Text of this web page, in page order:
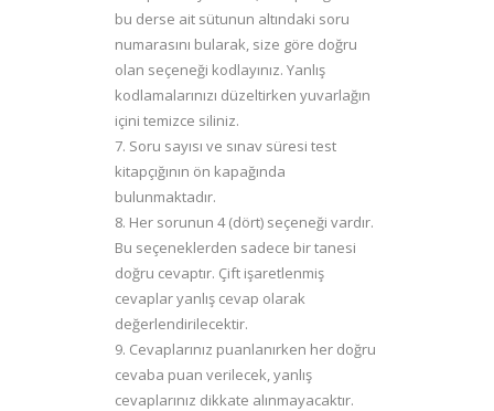
bu derse ait sütunun altındaki soru
numarasını bularak, size göre doğru
olan seçeneği kodlayınız. Yanlış
kodlamalarınızı düzeltirken yuvarlağın
içini temizce siliniz.
7. Soru sayısı ve sınav süresi test
kitapçığının ön kapağında
bulunmaktadır.
8. Her sorunun 4 (dört) seçeneği vardır.
Bu seçeneklerden sadece bir tanesi
doğru cevaptır. Çift işaretlenmiş
cevaplar yanlış cevap olarak
değerlendirilecektir.
9. Cevaplarınız puanlanırken her doğru
cevaba puan verilecek, yanlış
cevaplarınız dikkate alınmayacaktır.